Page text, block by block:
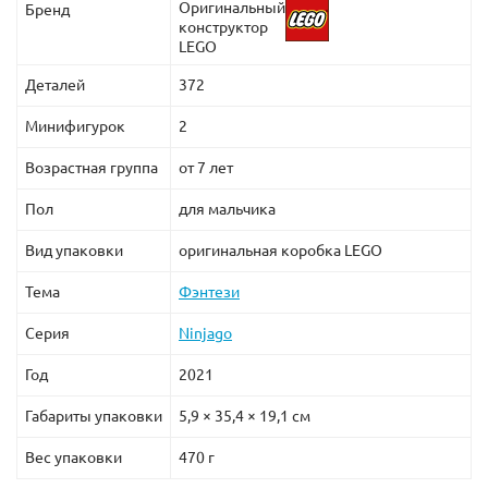
размеры:
карета Ноктуры – 8х20х9 см;
ширину и глубину соответственно.
Бренд
Оригинальный
конструктор
LEGO
Деталей 372
Минифигурок 2
Возрастная группа от 7 лет
Пол для мальчика
Вид упаковки оригинальная коробка LEGO
Тема Фэнтези
Серия Ninjago
Год 2021
Габариты упаковки 5,9 × 35,4 × 19,1 см
Вес упаковки 470 г